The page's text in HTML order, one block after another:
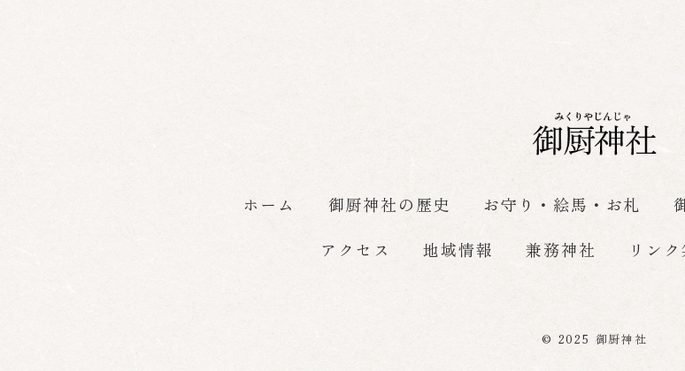
ホーム 御厨神社の歴史 お守り・絵馬・お札
アクセス
地域情報 兼務神社 リンク
© 2025 御厨神社